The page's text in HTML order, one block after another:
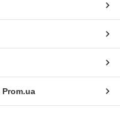
Prom.ua